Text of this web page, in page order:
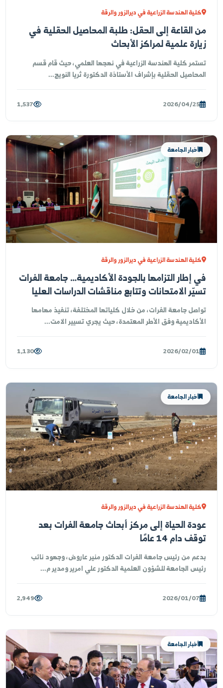
القاعة إلى الحقل: طلبة المحاصيل الحقلية في
كلية الهندسة الزراعية في نهجها العلمي، حيث قام قسم
الحقلية بإشراف الأستاذة الدكتورة ثريا النويج...
2026/04/25
1,537
إطار التزامها بالجودة الأكاديمية… جامعة الفرات
الامتحانات وتتابع مناقشات الدراسات العليا
جامعة الفرات، من خلال كلياتها المختلفة، تنفيذ مهامها
وفق الأطر المعتمدة، حيث يجري تسيير الامت...
2026/02/01
1,130
أخبار الجامعة
الهندسة الزراعية في ديرالزور والرقة
الحياة إلى مركز أبحاث جامعة الفرات بعد
دام 14 عامًا